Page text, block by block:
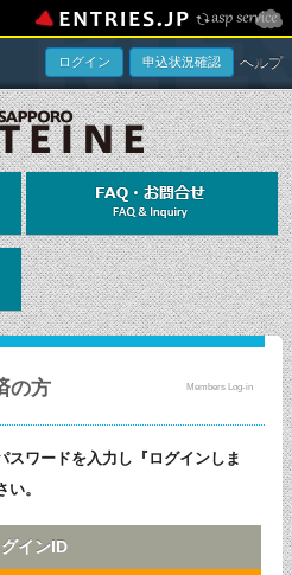
ヘルプ
申込状況確認
ログイン
の方 Members Log-in
スワードを入力し『ログインしま
。
インID